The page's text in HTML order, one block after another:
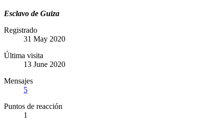
Esclavo de Guiza
Registrado
31 May 2020
Última visita
13 June 2020
Mensajes
5
Puntos de reacción
1